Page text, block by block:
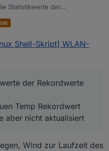
Statistikwerte der
einen neuen Temp
der Wert wurde aber
Shell-Skript] WLAN-
der Rekordwerte
Temp Rekordwert
aber nicht aktualisiert
Wind zur Laufzeit des